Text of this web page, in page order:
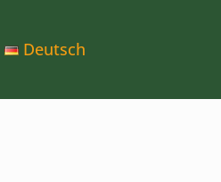
Deutsch